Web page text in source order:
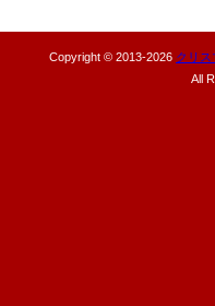
Copyright © 2013-2026 クリス
All